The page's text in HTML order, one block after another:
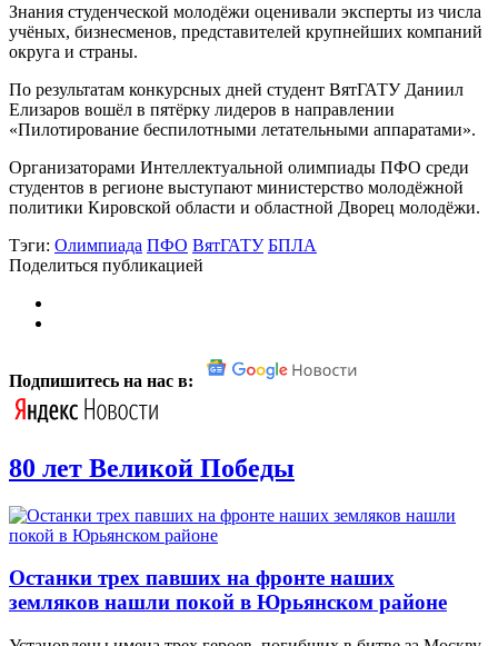
Знания студенческой молодёжи оценивали эксперты из числа
учёных, бизнесменов, представителей крупнейших компаний
округа и страны.
По результатам конкурсных дней студент ВятГАТУ Даниил
Елизаров вошёл в пятёрку лидеров в направлении
«Пилотирование беспилотными летательными аппаратами».
Организаторами Интеллектуальной олимпиады ПФО среди
студентов в регионе выступают министерство молодёжной
политики Кировской области и областной Дворец молодёжи.
Тэги: Олимпиада ПФО ВятГАТУ БПЛА
Поделиться публикацией
Подпишитесь на нас в:
80 лет Великой Победы
Останки трех павших на фронте наших
земляков нашли покой в Юрьянском районе